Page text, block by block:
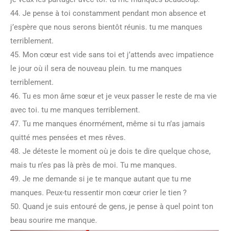
44. Je pense à toi constamment pendant mon absence et
j’espère que nous serons bientôt réunis. tu me manques
terriblement.
45. Mon cœur est vide sans toi et j’attends avec impatience
le jour où il sera de nouveau plein. tu me manques
terriblement.
46. Tu es mon âme sœur et je veux passer le reste de ma vie
avec toi. tu me manques terriblement.
47. Tu me manques énormément, même si tu n’as jamais
quitté mes pensées et mes rêves.
48. Je déteste le moment où je dois te dire quelque chose,
mais tu n’es pas là près de moi. Tu me manques.
49. Je me demande si je te manque autant que tu me
manques. Peux-tu ressentir mon cœur crier le tien ?
50. Quand je suis entouré de gens, je pense à quel point ton
beau sourire me manque.